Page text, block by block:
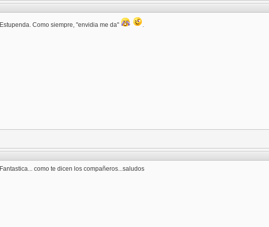
Estupenda. Como siempre, "envidia me da" .
Fantastica... como te dicen los compañeros...saludos